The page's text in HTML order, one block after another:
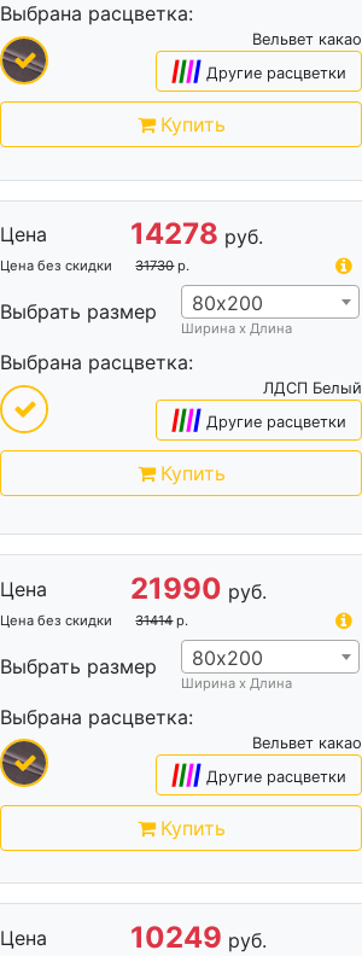
Выбрана расцветка:
Вельвет какао
|||| Другие расцветки
Купить
Цена 14278 руб.
Цена без скидки 31730 р.
Выбрать размер 80х200
Ширина х Длина
Выбрана расцветка:
ЛДСП Белый
|||| Другие расцветки
Купить
Цена 21990 руб.
Цена без скидки 31414 р.
Выбрать размер 80х200
Ширина х Длина
Выбрана расцветка:
Вельвет какао
|||| Другие расцветки
Купить
Цена 10249 руб.